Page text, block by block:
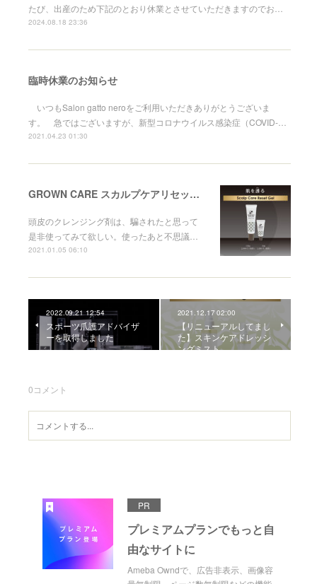
たび、出産のため下記のとおり休業とさせていただきますのでお…
2024.08.18 23:36
臨時休業のお知らせ
いつもSalon gatto neroをご利用いただきありがとうございま
す。 急ではございますが、新型コロナウイルス感染症（COVID-…
2021.04.23 01:30
GROWN CARE スカルプケアリセットジェル
頭皮のクレンジング剤は、騙されたと思って
是非使ってみて欲しい。使ったあと不思議…
2021.01.05 06:10
2022.09.21 12:54
スポーツ爪護アドバイザ
ーを取得しました
2021.12.17 02:00
【リニューアルしてまし
た】スキンケアドレッシ
ングミスト
0コメント
PR
プレミアムプランでもっと自
由なサイトに
Ameba Owndで、広告非表示、画像容